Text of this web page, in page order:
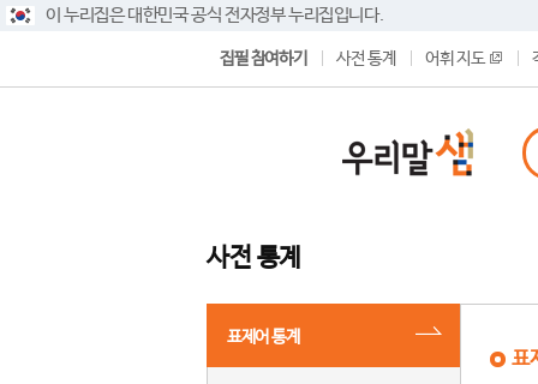
이 누리집은 대한민국 공식 전자정부 누리집입니다.
집필 참여하기 사전 통계 어휘 지도
사전 통계
표제어 통계
표